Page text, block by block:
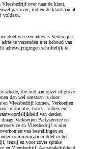
over naar de klant,
pas over, indien de klant aan al
voldaan.
doet van een adres is Verkoeijen
te verzenden met behoud van
adreswijzigingen schriftelijk te
schade, die niet aan opzet of grove
dan wel ontstaan is door
en Vleesbedrijf komen. Verkoeijen
informatie, foto’s, folders en
van derden
Verkoeijen Partyservice en
en Vleesbedrijf is niet
van bestellingen en
communicatiemiddel in het
tenzij en voor zover sprake
en Vleesbedrijf. Aansprakelijkheid